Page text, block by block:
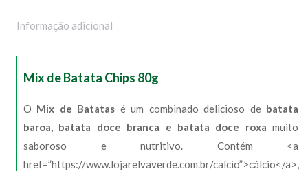
Informação adicional
Mix de Batata Chips 80g
O Mix de Batatas é um combinado delicioso de batata
baroa, batata doce branca e batata doce roxa muito
saboroso e nutritivo. Contém <a
href=”https://www.lojarelvaverde.com.br/calcio”>cálcio</a>,